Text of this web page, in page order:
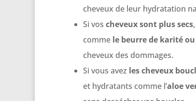
cheveux de leur hydratation
Si vos cheveux sont plus secs
comme le beurre de karité
cheveux des dommages.
Si vous avez les cheveux
et hydratants comme l’aloe